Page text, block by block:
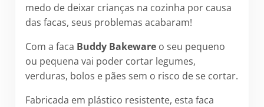
medo de deixar crianças na cozinha por causa
das facas, seus problemas acabaram!
Com a faca Buddy Bakewareo seu pequeno
ou pequena vai poder cortar legumes,
verduras, bolos e pães sem o risco de se cortar.
Fabricada em plástico resistente, esta faca